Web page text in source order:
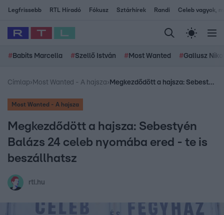
Legfrissebb RTL Híradó Fókusz Sztárhírek Randi Celeb vagyok,
# Babits Marcella #Szellő István # Most Wanted #Gallusz
Címlap› Most Wanted - A hajsza› Megkezdődött a hajsza: Sebestyén Balázs 24 celeb nyomába ered - te is beszállhatsz
Most Wanted - A hajsza
Megkezdődött a hajsza: Sebestyén
Balázs 24 celeb nyomába ered - te is
beszállhatsz
rtl.hu